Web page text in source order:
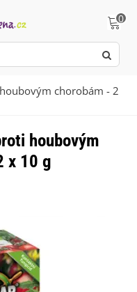
0
chorobám - 2
houbovým
x 10 g